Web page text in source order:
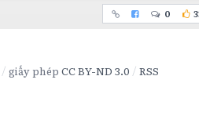
0
giấy phép CC BY-ND 3.0 RSS